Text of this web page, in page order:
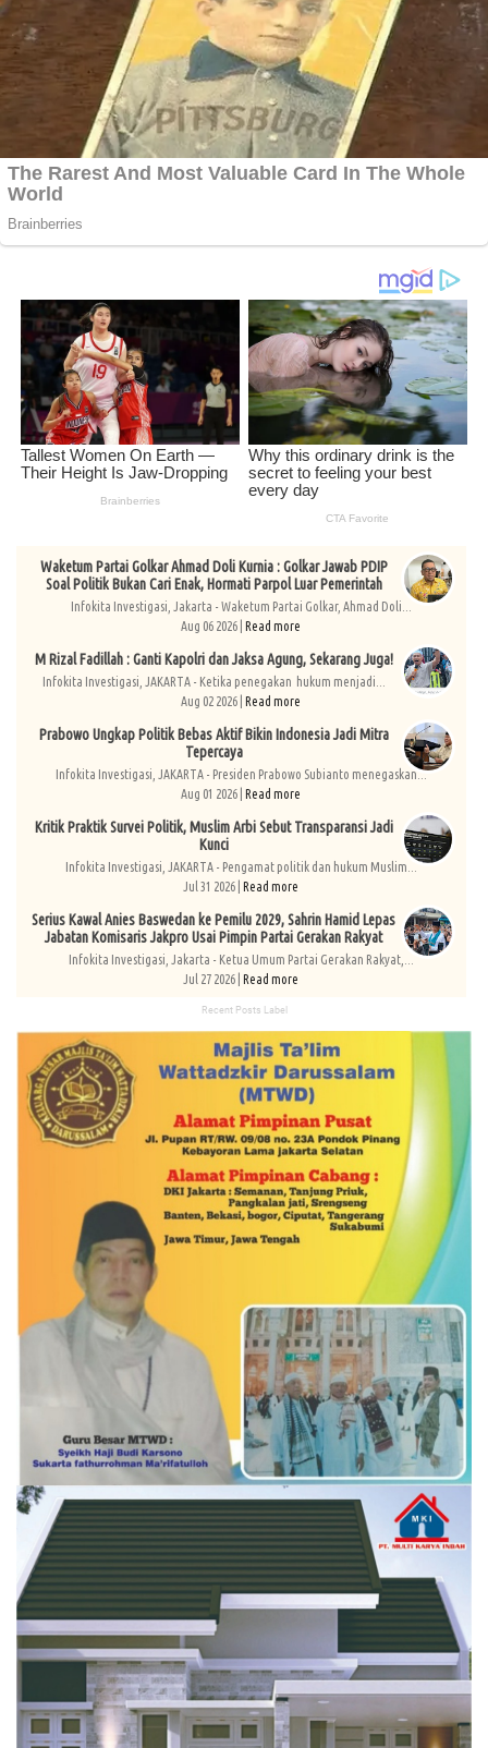
Waketum Partai Golkar Ahmad Doli Kurnia : Golkar Jawab PDIP
Soal Politik Bukan Cari Enak, Hormati Parpol Luar Pemerintah
Infokita Investigasi, Jakarta - Waketum Partai Golkar, Ahmad Doli...
Aug 06 2026 | Read more
M Rizal Fadillah : Ganti Kapolri dan Jaksa Agung, Sekarang Juga!
Infokita Investigasi, JAKARTA - Ketika penegakan hukum menjadi...
Aug 02 2026 | Read more
Prabowo Ungkap Politik Bebas Aktif Bikin Indonesia Jadi Mitra
Tepercaya
Infokita Investigasi, JAKARTA - Presiden Prabowo Subianto menegaskan...
Aug 01 2026 | Read more
Kritik Praktik Survei Politik, Muslim Arbi Sebut Transparansi Jadi
Kunci
Infokita Investigasi, JAKARTA - Pengamat politik dan hukum Muslim...
Jul 31 2026 | Read more
Serius Kawal Anies Baswedan ke Pemilu 2029, Sahrin Hamid Lepas
Jabatan Komisaris Jakpro Usai Pimpin Partai Gerakan Rakyat
Infokita Investigasi, Jakarta - Ketua Umum Partai Gerakan Rakyat,...
Jul 27 2026 | Read more
Recent Posts Label